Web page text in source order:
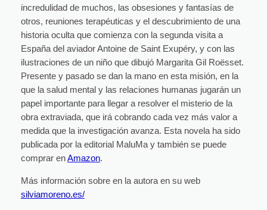
incredulidad de muchos, las obsesiones y fantasías de
otros, reuniones terapéuticas y el descubrimiento de una
historia oculta que comienza con la segunda visita a
España del aviador Antoine de Saint Exupéry, y con las
ilustraciones de un niño que dibujó Margarita Gil Roësset.
Presente y pasado se dan la mano en esta misión, en la
que la salud mental y las relaciones humanas jugarán un
papel importante para llegar a resolver el misterio de la
obra extraviada, que irá cobrando cada vez más valor a
medida que la investigación avanza. Esta novela ha sido
publicada por la editorial MaluMa y también se puede
comprar enAmazon.
Más información sobre en la autora en su web
silviamoreno.es/